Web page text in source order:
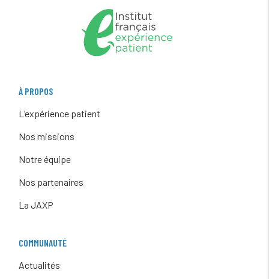
À PROPOS
L’expérience patient
Nos missions
Notre équipe
Nos partenaires
La JAXP
COMMUNAUTÉ
Actualités